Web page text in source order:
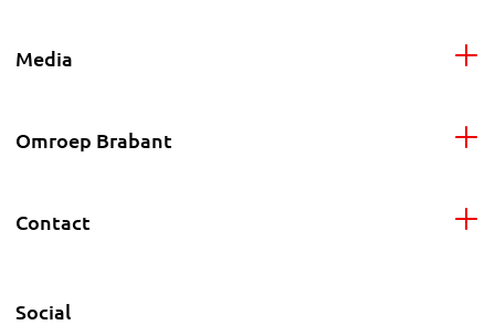
Media
Omroep Brabant
Contact
Social